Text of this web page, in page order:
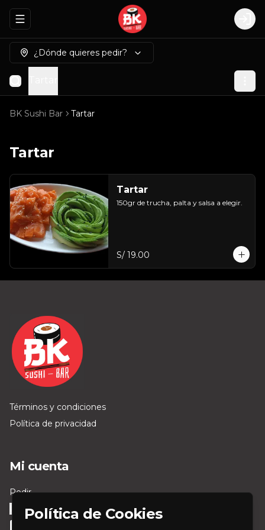
Abrir menu de navegación
¿Dónde quieres pedir?
BK Sushi Bar Tartar
Tartar
Tartar
150gr de trucha, palta y salsa a elegir.
S/ 19.00
Términos y condiciones
Política de privacidad
Mi cuenta
Pedir
Iniciar sesión
Política de Cookies